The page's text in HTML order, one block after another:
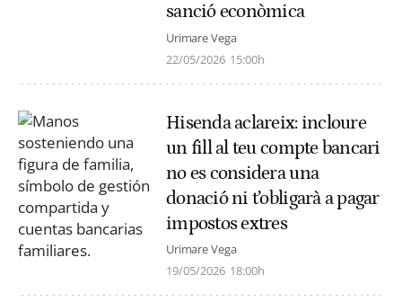
sanció econòmica
Urimare Vega
22/05/2026 15:00h
Hisenda aclareix: incloure
un fill al teu compte bancari
no es considera una
donació ni t’obligarà a pagar
impostos extres
Urimare Vega
19/05/2026 18:00h